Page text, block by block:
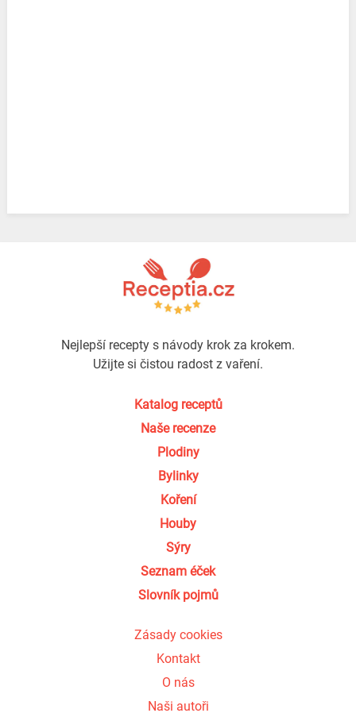
Nejlepší recepty s návody krok za krokem.
Užijte si čistou radost z vaření.
Katalog receptů
Naše recenze
Plodiny
Bylinky
Koření
Houby
Sýry
Seznam éček
Slovník pojmů
Zásady cookies
Kontakt
O nás
Naši autoři